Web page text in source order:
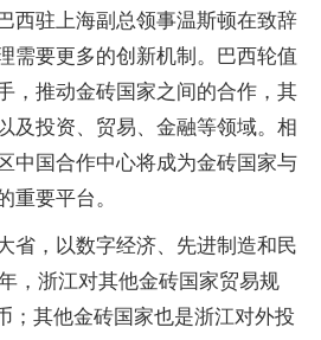
西驻上海副总领事温斯顿在致辞
需要更多的创新机制。巴西轮值
，推动金砖国家之间的合作，其
及投资、贸易、金融等领域。相
中国合作中心将成为金砖国家与
重要平台。
省，以数字经济、先进制造和民
，浙江对其他金砖国家贸易规
；其他金砖国家也是浙江对外投